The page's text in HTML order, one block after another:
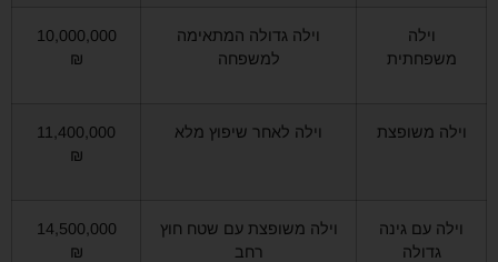
וילה
משפחתית
וילה גדולה המתאימה
למשפחה
10,000,000
₪
וילה משופצת וילה לאחר שיפוץ מלא
11,400,000
₪
וילה עם גינה
גדולה
וילה משופצת עם שטח חוץ
רחב
14,500,000
₪